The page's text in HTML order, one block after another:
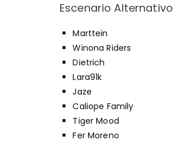
Escenario Alternativo
Marttein
Winona Riders
Dietrich
Lara91k
Jaze
Caliope Family
Tiger Mood
Fer Moreno